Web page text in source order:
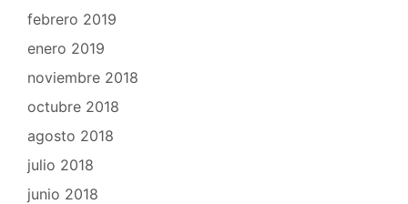
febrero 2019
enero 2019
noviembre 2018
octubre 2018
agosto 2018
julio 2018
junio 2018